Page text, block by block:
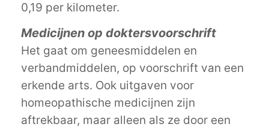
0,19 per kilometer.
Medicijnen op doktersvoorschrift
Het gaat om geneesmiddelen en
verbandmiddelen, op voorschrift van een
erkende arts. Ook uitgaven voor
homeopathische medicijnen zijn
aftrekbaar, maar alleen als ze door een